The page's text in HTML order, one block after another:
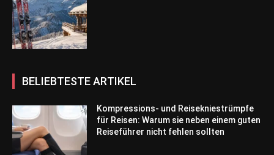
BELIEBTESTE ARTIKEL
Kompressions- und Reisekniestrümpfe
für Reisen: Warum sie neben einem guten
Reiseführer nicht fehlen sollten